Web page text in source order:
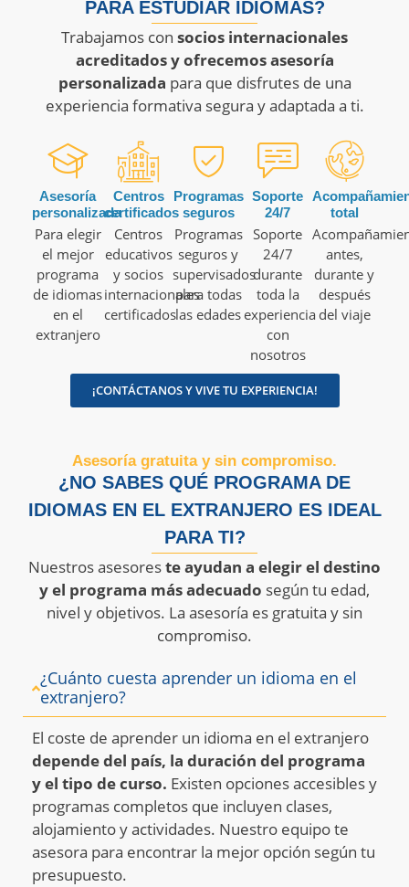
PARA ESTUDIAR IDIOMAS?
Trabajamos con socios internacionales
acreditados y ofrecemos asesoría
personalizada para que disfrutes de una
experiencia formativa segura y adaptada a ti.
Asesoría
personalizada
Para elegir
el mejor
programa
de idiomas
en el
extranjero
Centros
certificados
Centros
educativos
y socios
internacionales
certificados
Programas
seguros
Programas
seguros y
supervisados
para todas
las edades
Soporte
24/7
Soporte
24/7
durante
toda la
experiencia
con
nosotros
total
antes,
durante y
después
del viaje
¡CONTÁCTANOS Y VIVE TU EXPERIENCIA!
Asesoría gratuita y sin compromiso.
¿NO SABES QUÉ PROGRAMA DE
IDIOMAS EN EL EXTRANJERO ES IDEAL
PARA TI?
Nuestros asesoreste ayudan a elegir el destino
y el programa más adecuado según tu edad,
nivel y objetivos. La asesoría es gratuita y sin
compromiso.
¿Cuánto cuesta aprender un idioma en el
extranjero?
El coste de aprender un idioma en el extranjero
depende del país, la duración del programa
y el tipo de curso. Existen opciones accesibles y
programas completos que incluyen clases,
alojamiento y actividades. Nuestro equipo te
asesora para encontrar la mejor opción según tu
presupuesto.